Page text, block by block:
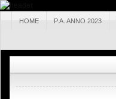
HOME P.A. ANNO 2023